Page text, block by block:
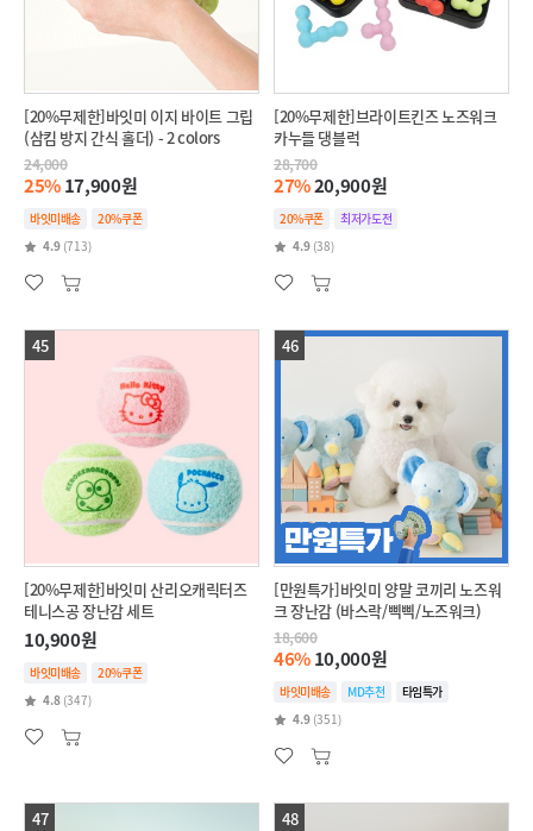
[20%무제한]바잇미 이지 바이트 그립
(삼킴 방지 간식 홀더) - 2 colors
24,000
25%17,900원
바잇미배송
20%쿠폰
4.9 (713)
[20%무제한]브라이트킨즈 노즈워크
카누들 댕블럭
28,700
27%20,900원
20%쿠폰
최저가도전
4.9 (38)
45
[20%무제한]바잇미 산리오캐릭터즈
테니스공 장난감 세트
10,900원
바잇미배송
20%쿠폰
4.8 (347)
46
[만원특가]바잇미 양말 코끼리 노즈워
크 장난감 (바스락/삑삑/노즈워크)
18,600
46%10,000원
바잇미배송 MD추천
타임특가
4.9 (351)
47 48